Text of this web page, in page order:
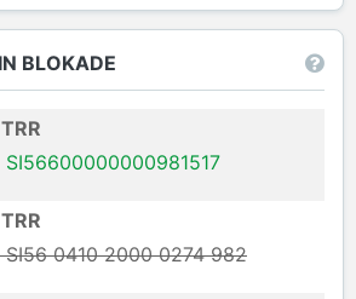
BLOKADE
SI56600000000981517
SI56 0410 2000 0274 982